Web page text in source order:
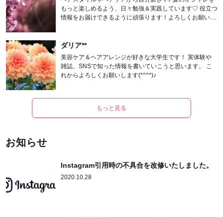
もっと楽しめるよう、日々勉強＆実践しています♡ 役立つ
情報をお届けできるように頑張ります！よろしくお願いし
ダリア**
美容ケア＆ヘアアレンジが好きな大学生です！ 実体験や
雑誌、SNSで知った情報を書いていこうと思います。 こ
れからよろしくお願いします(*^^*)♪
もっと見る
お知らせ
Instagram引用時の不具合を改修いたしました。
2020.10.28